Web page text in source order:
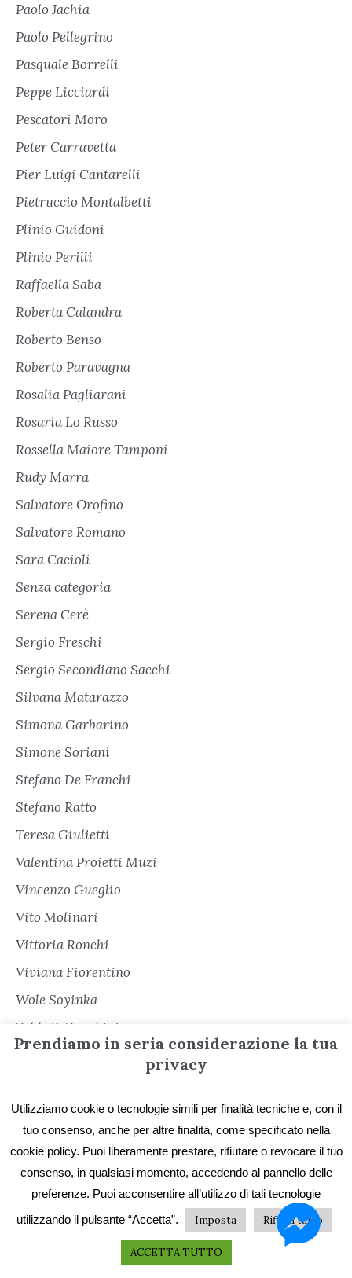
Paolo Jachia
Paolo Pellegrino
Pasquale Borrelli
Peppe Licciardi
Pescatori Moro
Peter Carravetta
Pier Luigi Cantarelli
Pietruccio Montalbetti
Plinio Guidoni
Plinio Perilli
Raffaella Saba
Roberta Calandra
Roberto Benso
Roberto Paravagna
Rosalia Pagliarani
Rosaria Lo Russo
Rossella Maiore Tamponi
Rudy Marra
Salvatore Orofino
Salvatore Romano
Sara Cacioli
Senza categoria
Serena Cerè
Sergio Freschi
Sergio Secondiano Sacchi
Silvana Matarazzo
Simona Garbarino
Simone Soriani
Stefano De Franchi
Stefano Ratto
Teresa Giulietti
Valentina Proietti Muzi
Vincenzo Gueglio
Vito Molinari
Vittoria Ronchi
Viviana Fiorentino
Wole Soyinka
Zelda S. Zanobini
Informazioni
Prendiamo in seria considerazione la tua
privacy
Utilizziamo cookie o tecnologie simili per finalità tecniche e, con il
tuo consenso, anche per altre finalità, come specificato nella
cookie policy. Puoi liberamente prestare, rifiutare o revocare il tuo
consenso, in qualsiasi momento, accedendo al pannello delle
preferenze. Puoi acconsentire all’utilizzo di tali tecnologie
utilizzando il pulsante “Accetta”.
Imposta Rifiuta tutto
ACCETTA TUTTO